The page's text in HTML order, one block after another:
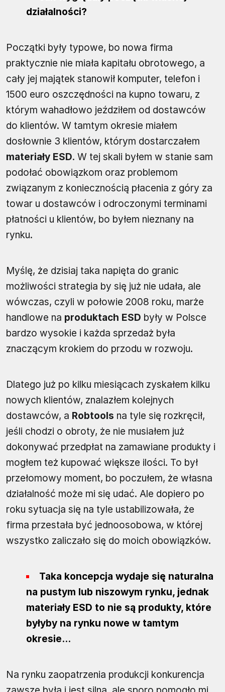
działalności?
Początki były typowe, bo nowa firma
praktycznie nie miała kapitału obrotowego, a
cały jej majątek stanowił komputer, telefon i
1500 euro oszczędności na kupno towaru, z
którym wahadłowo jeździłem od dostawców
do klientów. W tamtym okresie miałem
dosłownie 3 klientów, którym dostarczałem
materiały ESD. W tej skali byłem w stanie sam
podołać obowiązkom oraz problemom
związanym z koniecznością płacenia z góry za
towar u dostawców i odroczonymi terminami
płatności u klientów, bo byłem nieznany na
rynku.
Myślę, że dzisiaj taka napięta do granic
możliwości strategia by się już nie udała, ale
wówczas, czyli w połowie 2008 roku, marże
handlowe na produktach ESD były w Polsce
bardzo wysokie i każda sprzedaż była
znaczącym krokiem do przodu w rozwoju.
Dlatego już po kilku miesiącach zyskałem kilku
nowych klientów, znalazłem kolejnych
dostawców, a Robtools na tyle się rozkręcił,
jeśli chodzi o obroty, że nie musiałem już
dokonywać przedpłat na zamawiane produkty i
mogłem też kupować większe ilości. To był
przełomowy moment, bo poczułem, że własna
działalność może mi się udać. Ale dopiero po
roku sytuacja się na tyle ustabilizowała, że
firma przestała być jednoosobowa, w której
wszystko zaliczało się do moich obowiązków.
Taka koncepcja wydaje się naturalna
na pustym lub niszowym rynku, jednak
materiały ESD to nie są produkty, które
byłyby na rynku nowe w tamtym
okresie...
Na rynku zaopatrzenia produkcji konkurencja